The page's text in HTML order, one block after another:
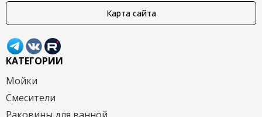
Карта сайта
КАТЕГОРИИ
Мойки
Смесители